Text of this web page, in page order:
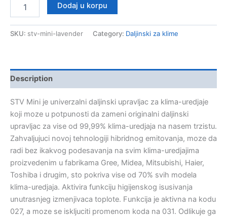
quantity
Dodaj u korpu
SKU: stv-mini-lavender Category: Daljinski za klime
Description
STV Mini je univerzalni daljinski upravljac za klima-uredjaje
koji moze u potpunosti da zameni originalni daljinski
upravljac za vise od 99,99% klima-uredjaja na nasem trzistu.
Zahvaljujuci novoj tehnologiji hibridnog emitovanja, moze da
radi bez ikakvog podesavanja na svim klima-uredjajima
proizvedenim u fabrikama Gree, Midea, Mitsubishi, Haier,
Toshiba i drugim, sto pokriva vise od 70% svih modela
klima-uredjaja. Aktivira funkciju higijenskog isusivanja
unutrasnjeg izmenjivaca toplote. Funkcija je aktivna na kodu
027, a moze se iskljuciti promenom koda na 031. Odlikuje ga